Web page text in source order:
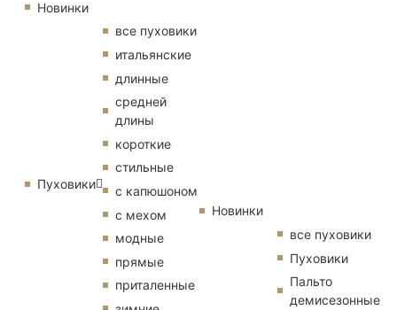
Новинки
Пуховики
все пуховики
итальянские
длинные
средней
длины
короткие
стильные
с капюшоном
с мехом
модные
прямые
приталенные
Новинки
все пуховики
Пуховики
Пальто
демисезонные